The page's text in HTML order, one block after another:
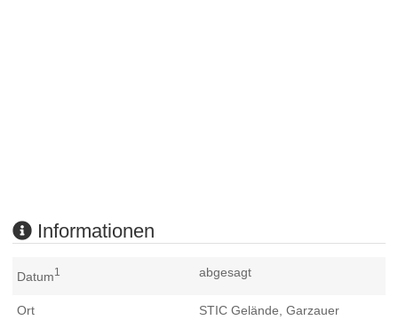
Informationen
Datum1 abgesagt
Ort
STIC Gelände, Garzauer